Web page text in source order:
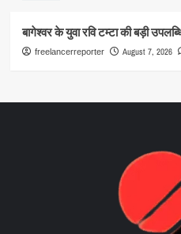
बागेश्वर के युवा रवि टम्टा की बड़ी
freelancerreporter August 7, 2026